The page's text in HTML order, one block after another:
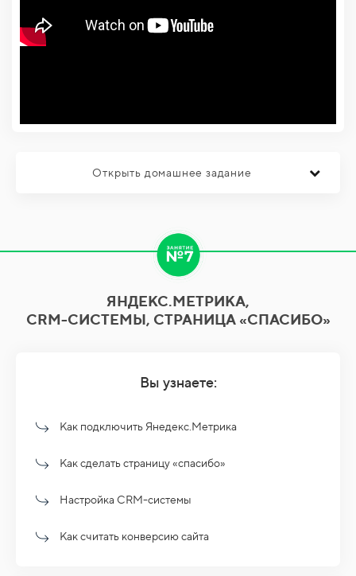
Открыть домашнее задание
ЯНДЕКС.МЕТРИКА,
CRM-СИСТЕМЫ, СТРАНИЦА «СПАСИБО»
Вы узнаете:
Как подключить Янедекс.Метрика
Как сделать страницу «спасибо»
Настройка CRM-системы
Как считать конверсию сайта